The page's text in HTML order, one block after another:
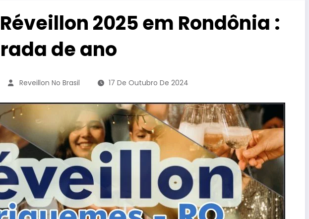
2025 em Rondônia :
de ano
Reveillon No Brasil 17 De Outubro De 2024